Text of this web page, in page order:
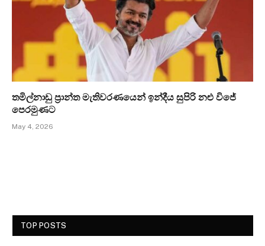
තමිල්නාඩු ප්‍රාන්ත මැතිවරණයෙන් ඉන්දීය සුපිරි නළු විජේ
පෙරමුණට
May 4, 2026
TOP POSTS